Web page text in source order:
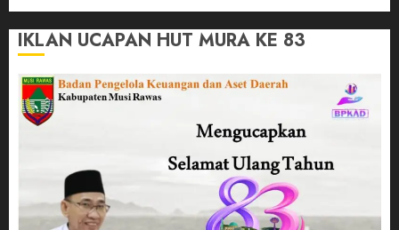
IKLAN UCAPAN HUT MURA KE 83